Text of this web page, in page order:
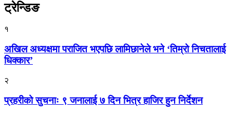
ट्रेन्डिङ
१
अखिल अध्यक्षमा पराजित भएपछि लामिछानेले भने ‘तिम्रो निचतालाई
धिक्कार’
२
प्रहरीको सुचनाः ९ जनालाई ७ दिन भित्र हाजिर हुन निर्देशन